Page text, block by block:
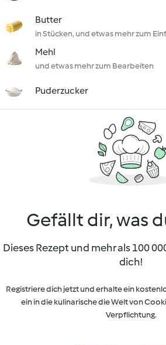
Butter
in Stücken, und etwas mehr zum
Mehl
und etwas mehr zum Bearbeiten
Puderzucker
Gefällt dir, was
Dieses Rezept und mehr als 100
dich!
Registriere dich jetzt und erhalte ein
ein in die kulinarische die Welt von
Verpflichtung.